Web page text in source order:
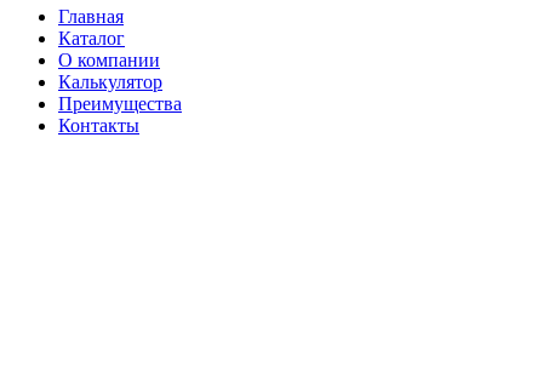
Главная
Каталог
О компании
Калькулятор
Преимущества
Контакты